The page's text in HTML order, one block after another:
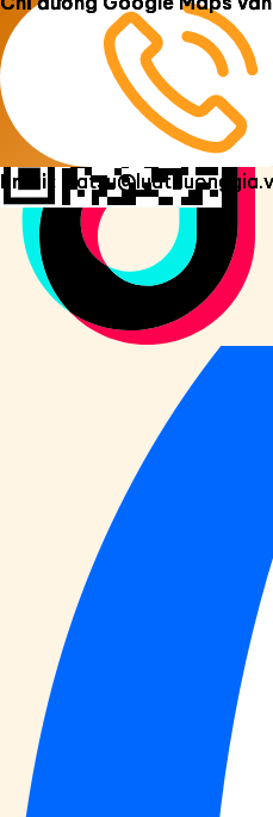
Copyright 2026 ©